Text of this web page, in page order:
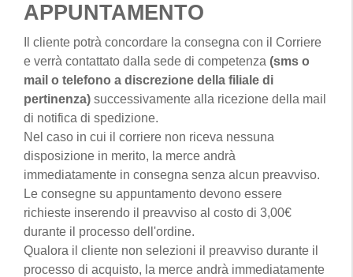
APPUNTAMENTO
Il cliente potrà concordare la consegna con il Corriere
e verrà contattato dalla sede di competenza (sms o
mail o telefono a discrezione della filiale di
pertinenza) successivamente alla ricezione della mail
di notifica di spedizione.
Nel caso in cui il corriere non riceva nessuna
disposizione in merito, la merce andrà
immediatamente in consegna senza alcun preavviso.
Le consegne su appuntamento devono essere
richieste inserendo il preavviso al costo di 3,00€
durante il processo dell'ordine.
Qualora il cliente non selezioni il preavviso durante il
processo di acquisto, la merce andrà immediatamente